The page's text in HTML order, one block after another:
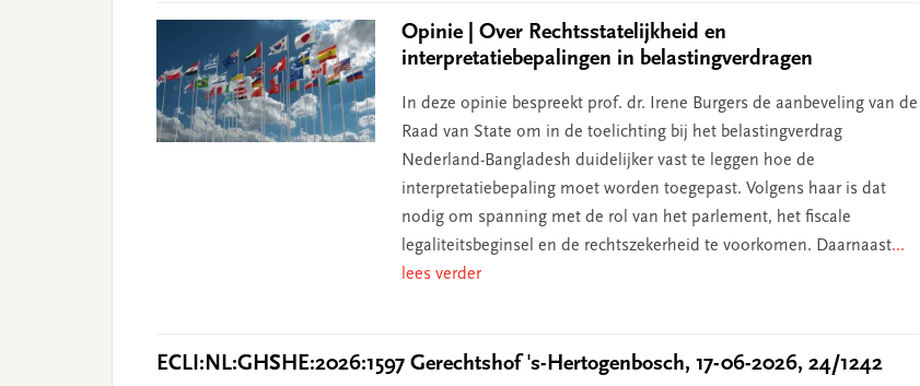
Opinie | Over Rechtsstatelijkheid en
interpretatiebepalingen in belastingverdragen
In deze opinie bespreekt prof. dr. Irene Burgers de aanbeveling van de
Raad van State om in de toelichting bij het belastingverdrag
Nederland-Bangladesh duidelijker vast te leggen hoe de
interpretatiebepaling moet worden toegepast. Volgens haar is dat
nodig om spanning met de rol van het parlement, het fiscale
legaliteitsbeginsel en de rechtszekerheid te voorkomen. Daarnaast...
lees verder
ECLI:NL:GHSHE:2026:1597 Gerechtshof 's-Hertogenbosch, 17-06-2026, 24/1242